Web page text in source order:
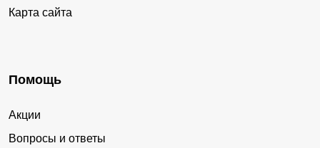
Карта сайта
Помощь
Акции
Вопросы и ответы